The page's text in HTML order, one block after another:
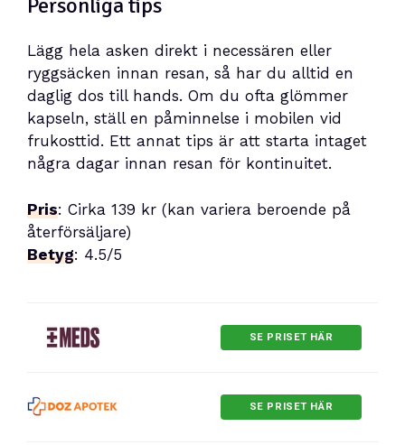
Personliga tips
Lägg hela asken direkt i necessären eller
ryggsäcken innan resan, så har du alltid en
daglig dos till hands. Om du ofta glömmer
kapseln, ställ en påminnelse i mobilen vid
frukosttid. Ett annat tips är att starta intaget
några dagar innan resan för kontinuitet.
Pris: Cirka 139 kr (kan variera beroende på
återförsäljare)
Betyg: 4.5/5
SE PRISET HÄR
SE PRISET HÄR